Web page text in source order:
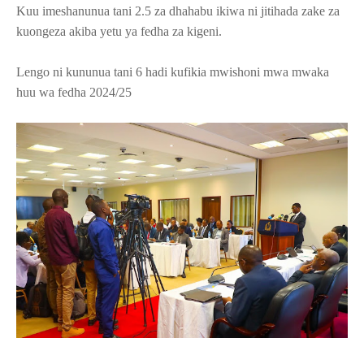
Kuu imeshanunua tani 2.5 za dhahabu ikiwa ni jitihada zake za
kuongeza akiba yetu ya fedha za kigeni.
Lengo ni kununua tani 6 hadi kufikia mwishoni mwa mwaka
huu wa fedha 2024/25